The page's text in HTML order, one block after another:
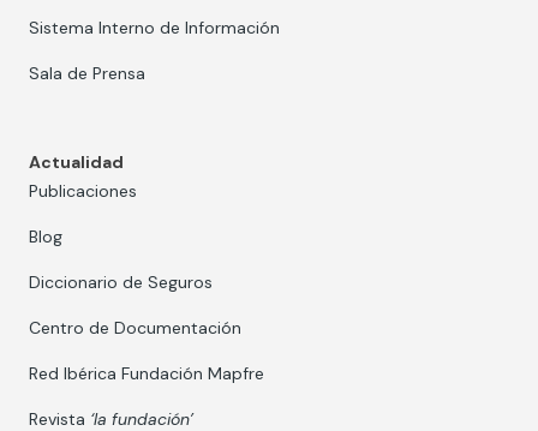
Sistema Interno de Información
Sala de Prensa
Actualidad
Publicaciones
Blog
Diccionario de Seguros
Centro de Documentación
Red Ibérica Fundación Mapfre
Revista ‘la fundación’